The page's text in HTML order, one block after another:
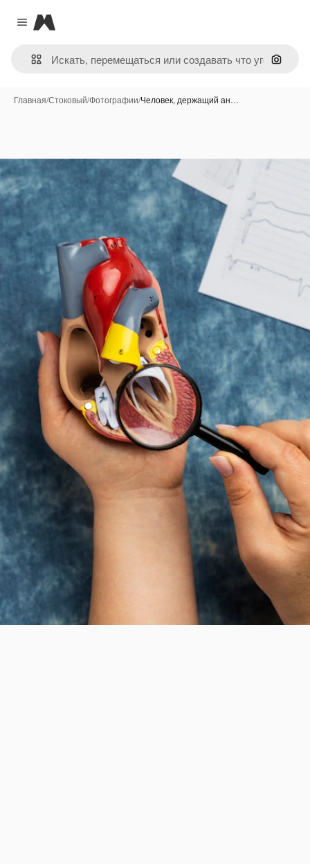
Close menu
Magnific
Поиск
Главная/Стоковый/Фотографии/Человек, держащий ан…